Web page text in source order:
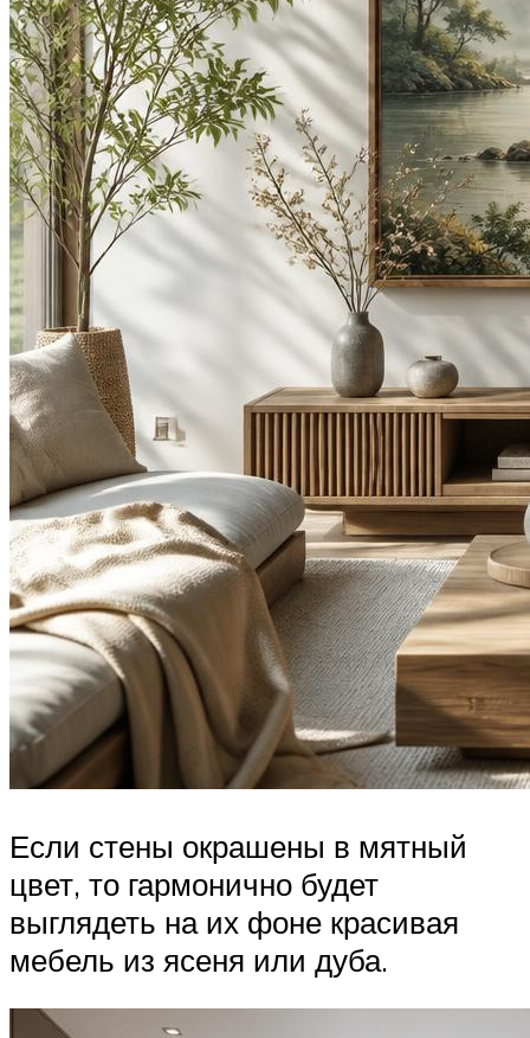
Если стены окрашены в мятный
цвет, то гармонично будет
выглядеть на их фоне красивая
мебель из ясеня или дуба.